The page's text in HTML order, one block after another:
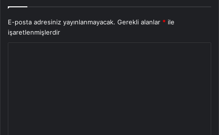
E-posta adresiniz yayınlanmayacak. Gerekli alanlar * ile
işaretlenmişlerdir